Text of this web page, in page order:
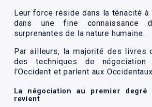
Leur force réside dans la ténacité
dans une fine connaissance
surprenantes de la nature humaine.
Par ailleurs, la majorité des livres
des techniques de négociation
l’Occident et parlent aux
La négociation au premier
revient